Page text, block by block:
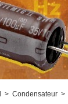
> Condensateur>